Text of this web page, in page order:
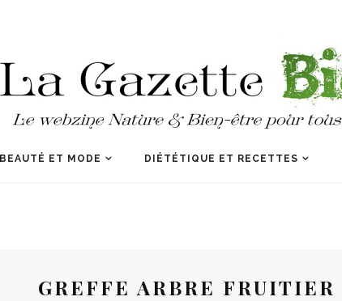
BEAUTÉ ET MODE DIÉTÉTIQUE ET RECETTES
GREFFE ARBRE FRUITIER